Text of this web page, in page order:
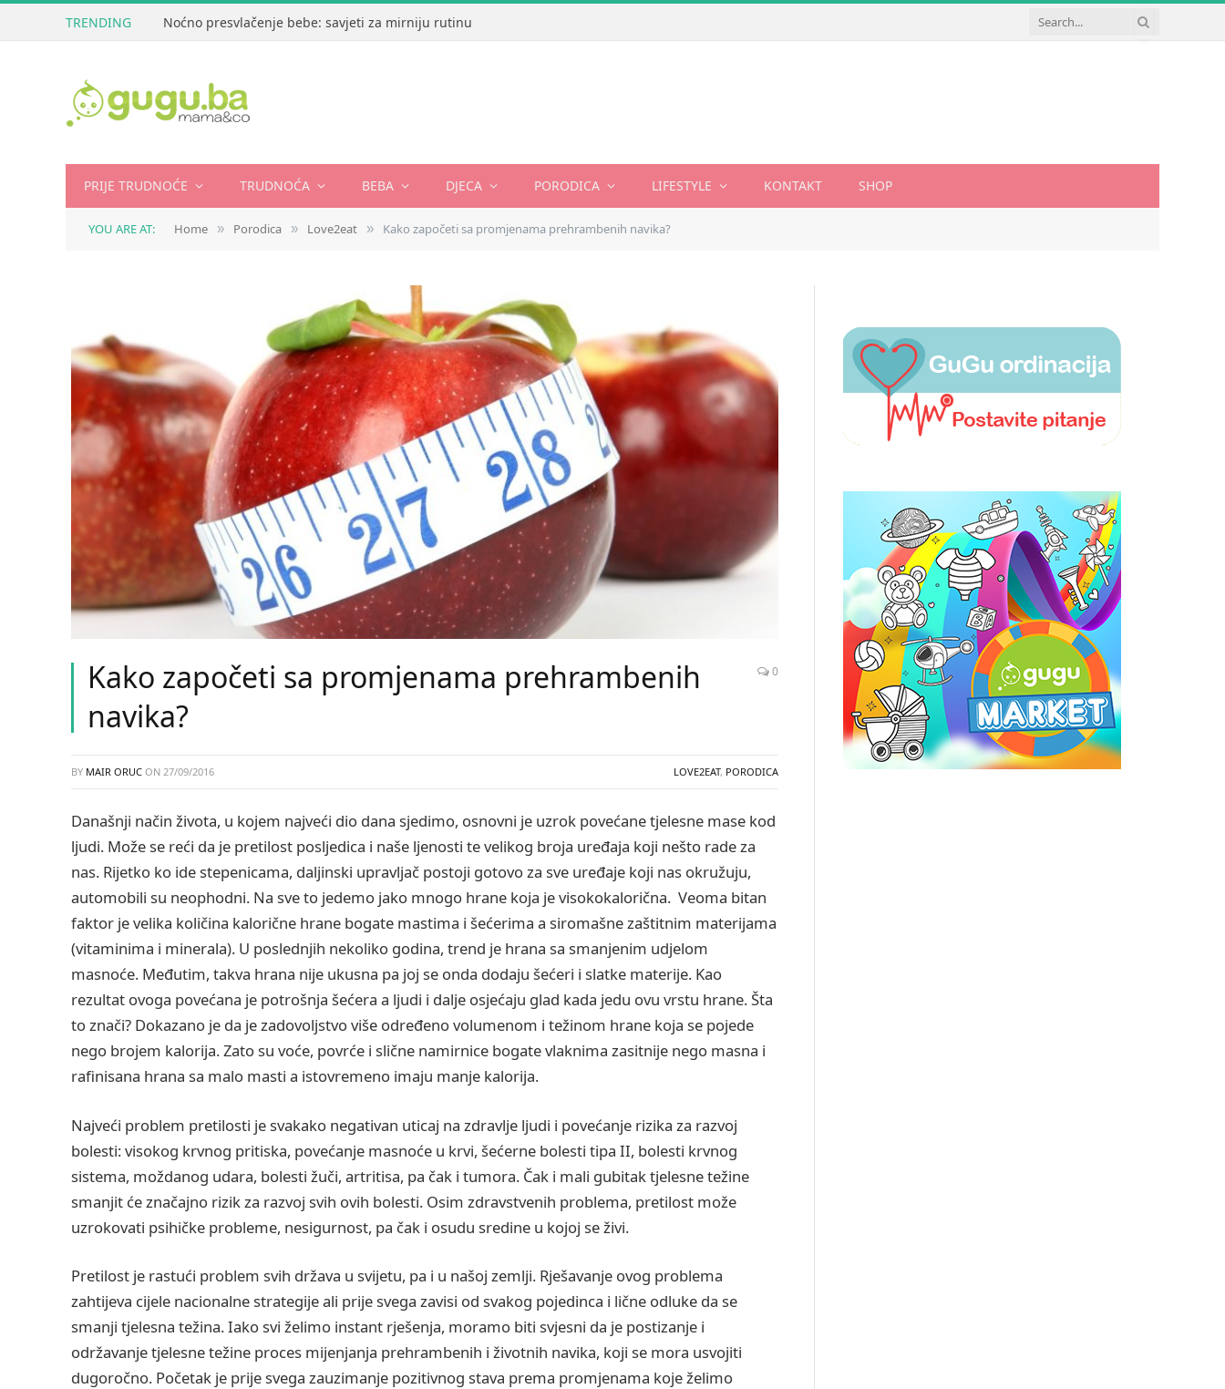
TRENDING Noćno presvlačenje bebe: savjeti za mirniju rutinu
PRIJE TRUDNOĆE TRUDNOĆA BEBA DJECA PORODICA LIFESTYLE KONTAKT SHOP
YOU ARE AT: Home » Porodica » Love2eat » Kako započeti sa promjenama prehrambenih navika?
Kako započeti sa promjenama prehrambenih
navika?
0
BY MAIR ORUC ON 27/09/2016 LOVE2EAT, PORODICA
Današnji način života, u kojem najveći dio dana sjedimo, osnovni je uzrok povećane tjelesne mase kod
ljudi. Može se reći da je pretilost posljedica i naše ljenosti te velikog broja uređaja koji nešto rade za
nas. Rijetko ko ide stepenicama, daljinski upravljač postoji gotovo za sve uređaje koji nas okružuju,
automobili su neophodni. Na sve to jedemo jako mnogo hrane koja je visokokalorična. Veoma bitan
faktor je velika količina kalorične hrane bogate mastima i šećerima a siromašne zaštitnim materijama
(vitaminima i minerala). U poslednjih nekoliko godina, trend je hrana sa smanjenim udjelom
masnoće. Međutim, takva hrana nije ukusna pa joj se onda dodaju šećeri i slatke materije. Kao
rezultat ovoga povećana je potrošnja šećera a ljudi i dalje osjećaju glad kada jedu ovu vrstu hrane. Šta
to znači? Dokazano je da je zadovoljstvo više određeno volumenom i težinom hrane koja se pojede
nego brojem kalorija. Zato su voće, povrće i slične namirnice bogate vlaknima zasitnije nego masna i
rafinisana hrana sa malo masti a istovremeno imaju manje kalorija.
Najveći problem pretilosti je svakako negativan uticaj na zdravlje ljudi i povećanje rizika za razvoj
bolesti: visokog krvnog pritiska, povećanje masnoće u krvi, šećerne bolesti tipa II, bolesti krvnog
sistema, moždanog udara, bolesti žuči, artritisa, pa čak i tumora. Čak i mali gubitak tjelesne težine
smanjit će značajno rizik za razvoj svih ovih bolesti. Osim zdravstvenih problema, pretilost može
uzrokovati psihičke probleme, nesigurnost, pa čak i osudu sredine u kojoj se živi.
Pretilost je rastući problem svih država u svijetu, pa i u našoj zemlji. Rješavanje ovog problema
zahtijeva cijele nacionalne strategije ali prije svega zavisi od svakog pojedinca i lične odluke da se
smanji tjelesna težina. Iako svi želimo instant rješenja, moramo biti svjesni da je postizanje i
održavanje tjelesne težine proces mijenjanja prehrambenih i životnih navika, koji se mora usvojiti
dugoročno. Početak je prije svega zauzimanje pozitivnog stava prema promjenama koje želimo